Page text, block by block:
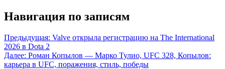
Навигация по записям
Предыдущая: Valve открыла регистрацию на The International
2026 в Dota 2
Далее: Роман Копылов — Марко Тулио, UFC 328, Копылов:
карьера в UFC, поражения, стиль, победы